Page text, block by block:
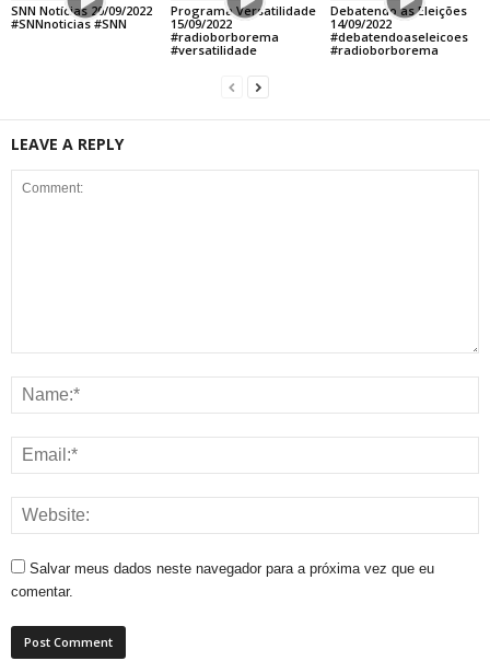
SNN Notícias 20/09/2022
#SNNnoticias #SNN
Programa Versatilidade
15/09/2022
#radioborborema
#versatilidade
Debatendo as Eleições
14/09/2022
#debatendoaseleicoes
#radioborborema
LEAVE A REPLY
Salvar meus dados neste navegador para a próxima vez que eu
comentar.